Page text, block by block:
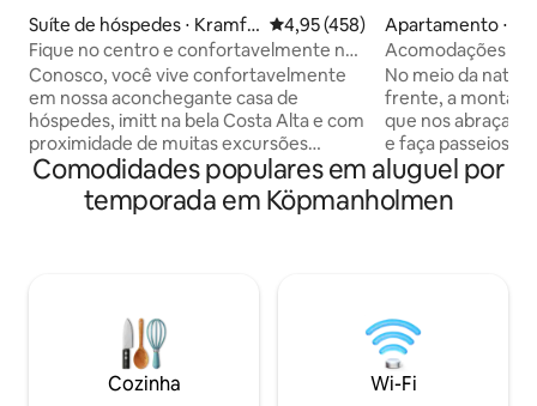
Suíte de hóspedes ⋅ Kramfo
rs
4,95 de uma avaliação média de
4,95 (458)
Fique no centro e confortavelmente na
bela Höga Kusten!
Conosco, você vive confortavelmente
em nossa aconchegante casa de
hóspedes, imitt na bela Costa Alta e com
proximidade de muitas excursões
populares, natação, trilha de caminhada,
trilhas de esqui, lojas, posto de gasolina
de restaurantes. Área do carregador de
entrada privativa e deck privativo. O
churrasco está disponível para
empréstimo. O carvão e o fluido de
isqueiro podem ser obtidos por um
Apartamento ⋅
en
Acomodações
longo da trilha
No meio da
frente, a
que nos abraça.
e faça passeios
trilha da alta
tenda com uma
km até o
cross-country.
raquetes de
diretamente na
apartamento fica
Comodidades populares em aluguel por
temporada em Köpmanholmen
Cozinha Wi-Fi